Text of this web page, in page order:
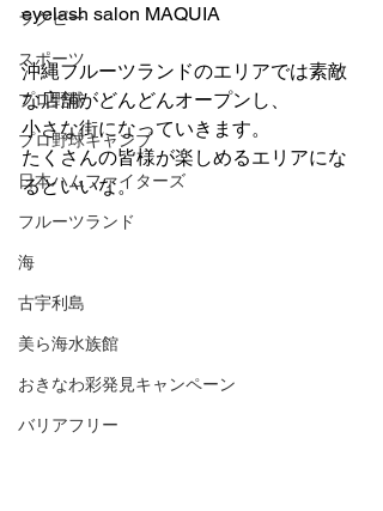
ラグビー
スポーツ
プロ野球
プロ野球キャンプ
日本ハムファイターズ
フルーツランド
海
古宇利島
美ら海水族館
おきなわ彩発見キャンペーン
バリアフリー
eyelash salon MAQUIA
沖縄フルーツランドのエリアでは素敵
な店舗がどんどんオープンし、
小さな街になっていきます。
たくさんの皆様が楽しめるエリアにな
るといいな。